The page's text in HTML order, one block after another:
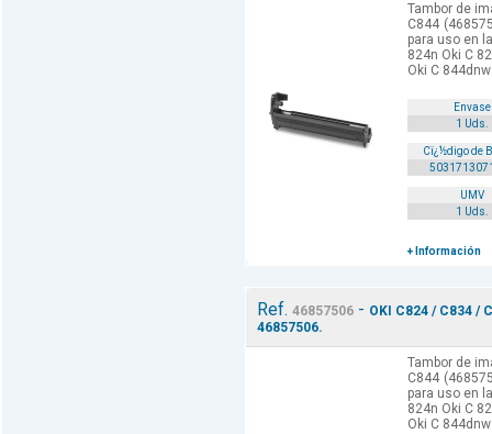
Tambor de
C844
para uso en
824n Oki C
Oki C
Envase
1 Uds.
Cï¿½digo de
UMV
1 Uds.
+ Información
Ref. 46857506- OKI C824 / C834 /
46857506.
Tambor de
C844
para uso en
824n Oki C
Oki C